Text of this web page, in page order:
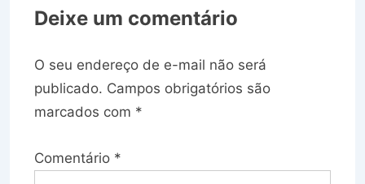
Deixe um comentário
O seu endereço de e-mail não será
publicado. Campos obrigatórios são
marcados com *
Comentário *